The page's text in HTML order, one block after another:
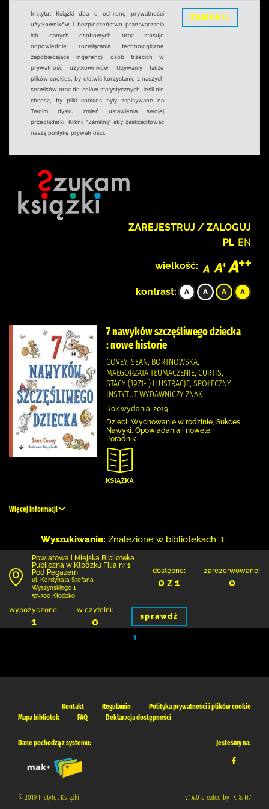
Instytut Książki dba o ochronę prywatności
użytkowników i bezpieczeństwo przetwarzania
ich danych osobowych oraz stosuje
odpowiednie rozwiązania technologiczne
zapobiegające ingerencji osób trzecich w
prywatność użytkowników. Używamy także
plików cookies, by ułatwić korzystanie z naszych
serwisów oraz do celów statystycznych.Jeśli nie
chcesz, by pliki cookies były zapisywane na
Twoim dysku zmień ustawienia swojej
przeglądarki. Kliknij "Zamknij" aby zaakceptować
naszą politykę prywatności.
ZAMKNIJ
ZAREJESTRUJ / ZALOGUJ
PL EN
wielkość:
kontrast:
7 nawyków szczęśliwego dziecka
: nowe historie
COVEY, SEAN, BORTNOWSKA,
MAŁGORZATA TŁUMACZENIE, CURTIS,
STACY (1971- ) ILUSTRACJE, SPOŁECZNY
INSTYTUT WYDAWNICZY ZNAK
Rok wydania: 2019.
Dzieci, Wychowanie w rodzinie, Sukces,
Nawyki, Opowiadania i nowele,
Poradnik
Więcej informacji
Wyszukiwanie: Znalezione w bibliotekach: 1 .
Powiatowa i Miejska Biblioteka
Publiczna w Kłodzku Filia nr 1
Pod Pegazem
ul. Kardynała Stefana
Wyszyńskiego 1
57-300 Kłodzko
dostępne:
0 z 1
zarezerwowane:
0
wypożyczone:
1
w czytelni:
0 sprawdź
1
Kontakt Regulamin
Polityka prywatności i plików cookie
Mapa bibliotek
FAQ Deklaracja dostępności
Dane pochodzą z systemu: Jesteśmy na:
© 2019 Instytut Książki v.1.4.0 created by IK & H7